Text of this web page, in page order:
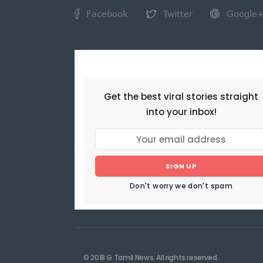
Facebook Twitter Google+
Get the best viral stories straight
into your inbox!
SIGN UP
Don't worry we don't spam
© 2018 G Tamil News. All rights reserved.